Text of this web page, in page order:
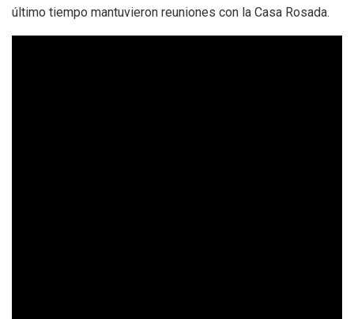
último tiempo mantuvieron reuniones con la Casa Rosada.